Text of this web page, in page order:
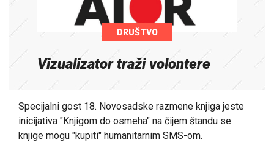
DRUŠTVO
Vizualizator traži volontere
Specijalni gost 18. Novosadske razmene knjiga jeste
inicijativa "Knjigom do osmeha" na čijem štandu se
knjige mogu "kupiti" humanitarnim SMS-om.